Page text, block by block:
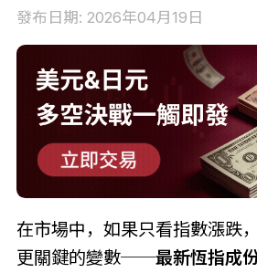
發布日期: 2026年04月19日
在市場中，如果只看指數漲跌
更關鍵的變數──最新恆指成